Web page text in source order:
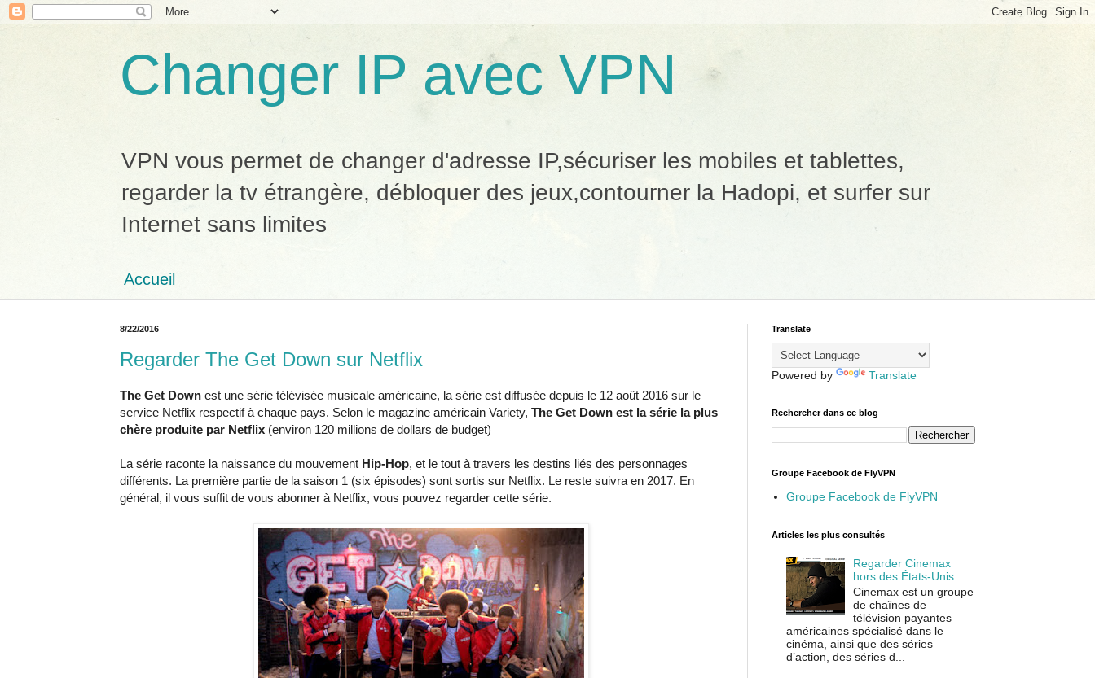
Changer IP avec VPN
VPN vous permet de changer d'adresse IP,sécuriser les mobiles et tablettes,
regarder la tv étrangère, débloquer des jeux,contourner la Hadopi, et surfer sur
Internet sans limites
Accueil
8/22/2016
Regarder The Get Down sur Netflix
The Get Down est une série télévisée musicale américaine, la série est diffusée depuis le 12 août 2016 sur le
service Netflix respectif à chaque pays. Selon le magazine américain Variety, The Get Down est la série la plus
chère produite par Netflix (environ 120 millions de dollars de budget)
La série raconte la naissance du mouvement Hip-Hop, et le tout à travers les destins liés des personnages
différents. La première partie de la saison 1 (six épisodes) sont sortis sur Netflix. Le reste suivra en 2017. En
général, il vous suffit de vous abonner à Netflix, vous pouvez regarder cette série.
Translate
Powered by Translate
Rechercher dans ce blog
Groupe Facebook de FlyVPN
Groupe Facebook de FlyVPN
Articles les plus consultés
Regarder Cinemax
hors des États-Unis
Cinemax est un groupe
de chaînes de
télévision payantes
américaines spécialisé dans le
cinéma, ainsi que des séries
d’action, des séries d...